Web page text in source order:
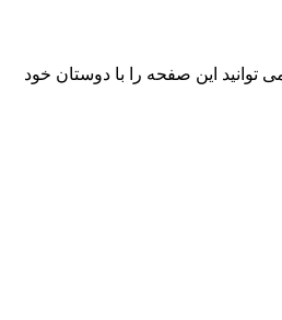
توانید این صفحه را با دوستان خود